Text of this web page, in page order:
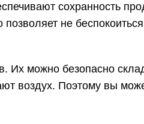
сохранность
не
можно безопасно
воздух. Поэтому вы